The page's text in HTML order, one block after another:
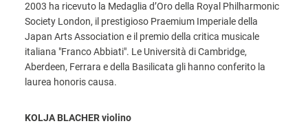
2003 ha ricevuto la Medaglia d’Oro della Royal Philharmonic
Society London, il prestigioso Praemium Imperiale della
Japan Arts Association e il premio della critica musicale
italiana "Franco Abbiati". Le Università di Cambridge,
Aberdeen, Ferrara e della Basilicata gli hanno conferito la
laurea honoris causa.
KOLJA BLACHER violino